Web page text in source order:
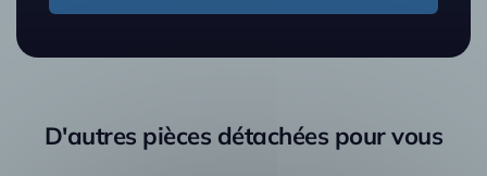
D'autres pièces détachées pour vous